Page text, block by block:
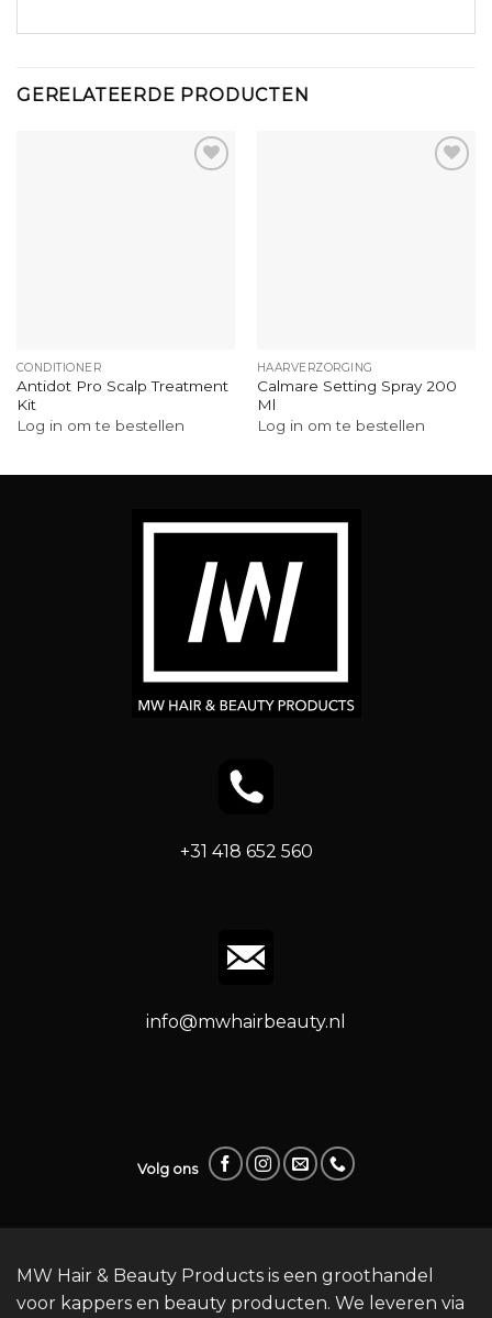
GERELATEERDE PRODUCTEN
CONDITIONER
Antidot Pro Scalp Treatment
Kit
Log in om te bestellen
HAARVERZORGING
Calmare Setting Spray 200
Ml
Log in om te bestellen
+31 418 652 560
info@mwhairbeauty.nl
Volg ons
MW Hair & Beauty Products is een groothandel
voor kappers en beauty producten. We leveren via